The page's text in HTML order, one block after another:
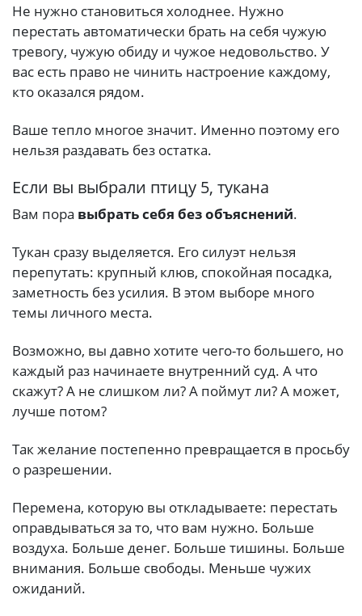
Не нужно становиться холоднее. Нужно
перестать автоматически брать на себя чужую
тревогу, чужую обиду и чужое недовольство. У
вас есть право не чинить настроение каждому,
кто оказался рядом.
Ваше тепло многое значит. Именно поэтому его
нельзя раздавать без остатка.
Если вы выбрали птицу 5, тукана
Вам пора выбрать себя без объяснений.
Тукан сразу выделяется. Его силуэт нельзя
перепутать: крупный клюв, спокойная посадка,
заметность без усилия. В этом выборе много
темы личного места.
Возможно, вы давно хотите чего-то большего, но
каждый раз начинаете внутренний суд. А что
скажут? А не слишком ли? А поймут ли? А может,
лучше потом?
Так желание постепенно превращается в просьбу
о разрешении.
Перемена, которую вы откладываете: перестать
оправдываться за то, что вам нужно. Больше
воздуха. Больше денег. Больше тишины. Больше
внимания. Больше свободы. Меньше чужих
ожиданий.